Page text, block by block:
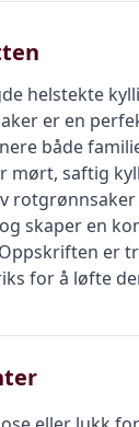
helstekte
er en
både
mørt, saftig
skaper en
er
for å løfte